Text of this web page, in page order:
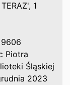
1
Piotra
Śląskiej
2023